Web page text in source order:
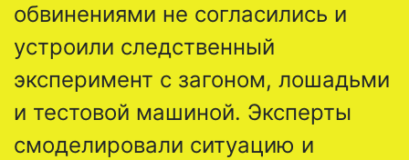
обвинениями не согласились и
устроили следственный
эксперимент с загоном, лошадьми
и тестовой машиной. Эксперты
смоделировали ситуацию и